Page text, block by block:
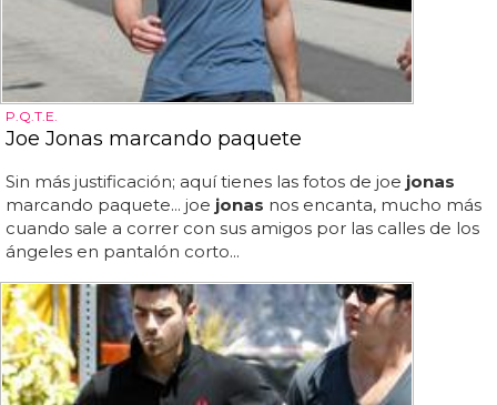
P.Q.T.E.
Joe Jonas marcando paquete
Sin más justificación; aquí tienes las fotos de joe jonas
marcando paquete... joe jonas nos encanta, mucho más
cuando sale a correr con sus amigos por las calles de los
ángeles en pantalón corto...